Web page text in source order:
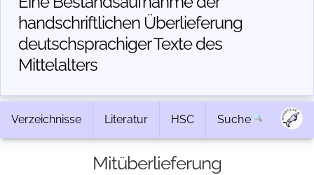
handschriftlichen Über­lieferung
deutschsprachiger Texte des
Mittelalters
Verzeichnisse Literatur HSC Suche
Mitüberlieferung